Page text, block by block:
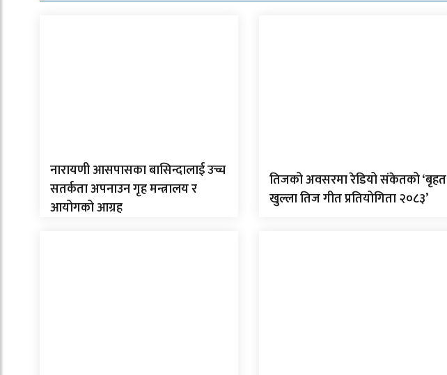
नारायणी आसपासका बासिन्दालाई उच्च
सतर्कता अपनाउन गृह मन्त्रालय र
आयोगको आग्रह
तिजको अवसरमा रेडियो संकेतको ‘बृहत
खुल्ला तिज गीत प्रतियोगिता २०८३’